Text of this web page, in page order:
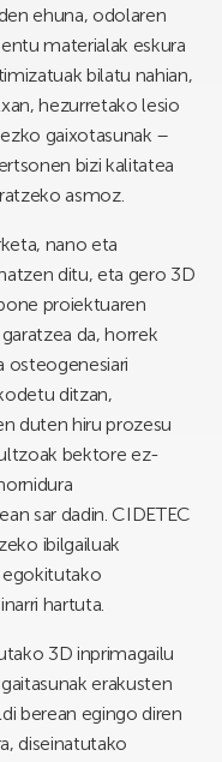
ehuna, odolaren
materialak eskura
bilatu nahian,
hezurretako lesio
gaixotasunak –
bizi kalitatea
asmoz.
nano eta
ditu, eta gero 3D
proiektuaren
da, horrek
osteogenesiari
ditzan,
duten hiru prozesu
bektore ez-
sar dadin. CIDETEC
ibilgailuak
hartuta.
3D inprimagailu
erakusten
berean egingo diren
diseinatutako